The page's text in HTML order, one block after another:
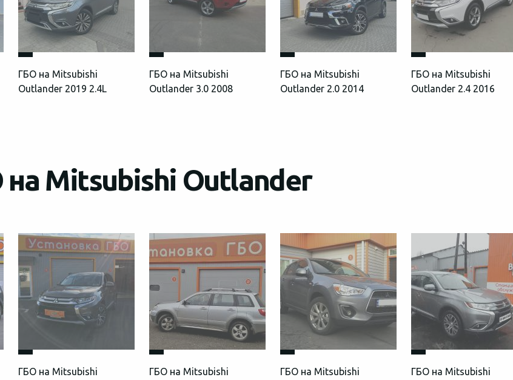
ГБО на Mitsubishi
Outlander 2019 2.4L
ГБО на Mitsubishi
Outlander 3.0 2008
ГБО на Mitsubishi
Outlander 2.0 2014
ГБО на Mitsubishi
Outlander 2.4 2016
Mitsubishi Outlander
ГБО на Mitsubishi
ГБО на Mitsubishi
ГБО на Mitsubishi
ГБО на Mitsubishi